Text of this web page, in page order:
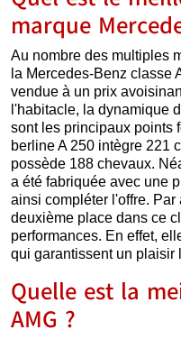
marque
Au nombre des multiples
la Mercedes-Benz classe
vendue à un prix
l'habitacle, la dynamique
sont les principaux points
berline A 250 intègre 221
possède 188 chevaux.
a été fabriquée avec une
ainsi compléter l'offre.
deuxième place dans ce
performances. En effet,
qui garantissent un plaisir
Quelle est la
AMG ?